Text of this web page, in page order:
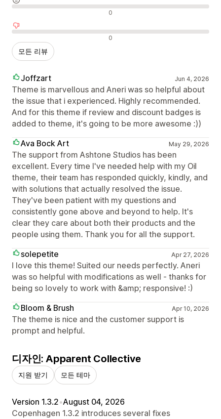
중립적인 리뷰 0
부정적인 리뷰 0
모든 리뷰
Joffzart Jun 4, 2026
Theme is marvellous and Aneri was so helpful about
the issue that i experienced. Highly recommended.
And for this theme if review and discount badges is
added to theme, it's going to be more awesome :))
Ava Bock Art
May 29, 2026
The support from Ashtone Studios has been
excellent. Every time I've needed help with my Oil
theme, their team has responded quickly, kindly, and
with solutions that actually resolved the issue.
They've been patient with my questions and
consistently gone above and beyond to help. It's
clear they care about both their products and the
people using them. Thank you for all the support.
solepetite
Apr 27, 2026
I love this theme! Suited our needs perfectly. Aneri
was so helpful with modifications as well - thanks for
being so lovely to work with &amp; responsive! :)
Bloom & Brush
Apr 10, 2026
The theme is nice and the customer support is
prompt and helpful.
디자인: Apparent Collective
지원 받기 모든 테마
Version 1.3.2•August 04, 2026
Copenhagen 1.3.2 introduces several fixes